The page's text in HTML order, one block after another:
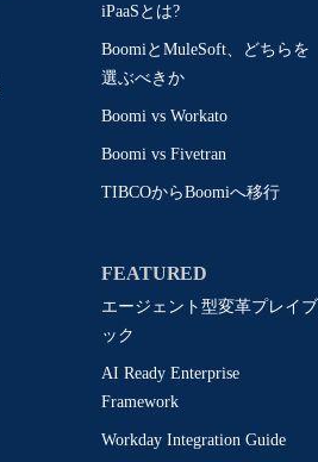
iPaaSとは?
BoomiとMuleSoft、どちらを
選ぶべきか
Boomi vs Workato
Boomi vs Fivetran
TIBCOからBoomiへ移行
FEATURED
エージェント型変革プレイブ
ック
AI Ready Enterprise
Framework
Workday Integration Guide